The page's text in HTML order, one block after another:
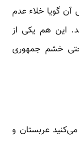
آن گویا خلاء عدم
این هم یکی از
خشم جمهوری
عربستان و